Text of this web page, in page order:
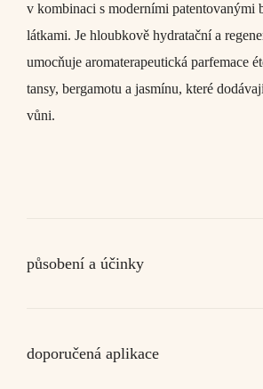
v kombinaci s moderními patentovanými
látkami. Je hloubkově hydratační a
umocňuje aromaterapeutická parfemace
tansy, bergamotu a jasmínu, které
vůni.
působení a účinky
doporučená aplikace